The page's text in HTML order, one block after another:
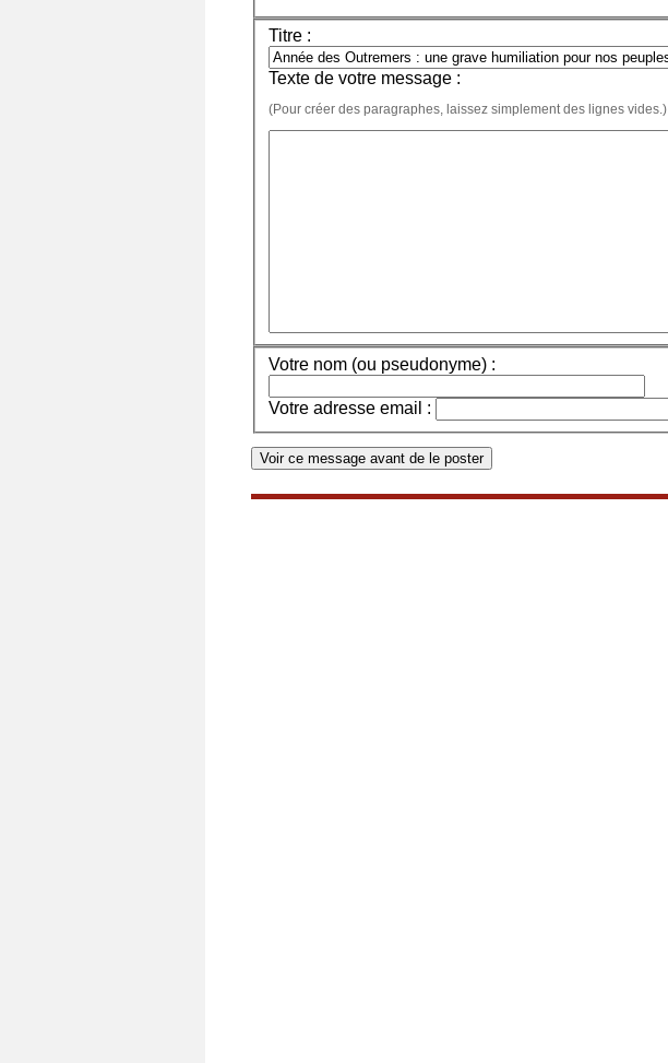
Titre :
Texte de votre message :
(Pour créer des paragraphes, laissez simplement des lignes vides.)
Votre nom (ou pseudonyme) :
Votre adresse email :